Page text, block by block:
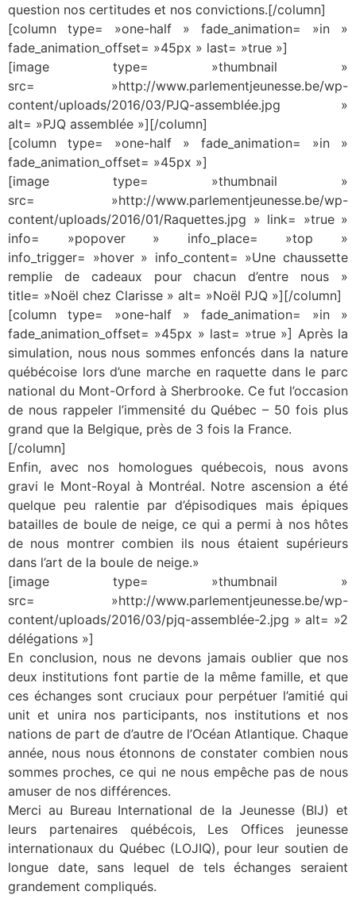
question nos certitudes et nos convictions.[/column]
[column type= »one-half » fade_animation= »in »
fade_animation_offset= »45px » last= »true »]
[image type= »thumbnail »
src= »http://www.parlementjeunesse.be/wp-
content/uploads/2016/03/PJQ-assemblée.jpg »
alt= »PJQ assemblée »][/column]
[column type= »one-half » fade_animation= »in »
fade_animation_offset= »45px »]
[image type= »thumbnail »
src= »http://www.parlementjeunesse.be/wp-
content/uploads/2016/01/Raquettes.jpg » link= »true »
info= »popover » info_place= »top »
info_trigger= »hover » info_content= »Une chaussette
remplie de cadeaux pour chacun d’entre nous »
title= »Noël chez Clarisse » alt= »Noël PJQ »][/column]
[column type= »one-half » fade_animation= »in »
fade_animation_offset= »45px » last= »true »] Après la
simulation, nous nous sommes enfoncés dans la nature
québécoise lors d’une marche en raquette dans le parc
national du Mont-Orford à Sherbrooke. Ce fut l’occasion
de nous rappeler l’immensité du Québec – 50 fois plus
grand que la Belgique, près de 3 fois la France.
[/column]
Enfin, avec nos homologues québecois, nous avons
gravi le Mont-Royal à Montréal. Notre ascension a été
quelque peu ralentie par d’épisodiques mais épiques
batailles de boule de neige, ce qui a permi à nos hôtes
de nous montrer combien ils nous étaient supérieurs
dans l’art de la boule de neige.»
[image type= »thumbnail »
src= »http://www.parlementjeunesse.be/wp-
content/uploads/2016/03/pjq-assemblée-2.jpg » alt= »2
délégations »]
En conclusion, nous ne devons jamais oublier que nos
deux institutions font partie de la même famille, et que
ces échanges sont cruciaux pour perpétuer l’amitié qui
unit et unira nos participants, nos institutions et nos
nations de part de d’autre de l’Océan Atlantique. Chaque
année, nous nous étonnons de constater combien nous
sommes proches, ce qui ne nous empêche pas de nous
amuser de nos différences.
Merci au Bureau International de la Jeunesse (BIJ) et
leurs partenaires québécois, Les Offices jeunesse
internationaux du Québec (LOJIQ), pour leur soutien de
longue date, sans lequel de tels échanges seraient
grandement compliqués.